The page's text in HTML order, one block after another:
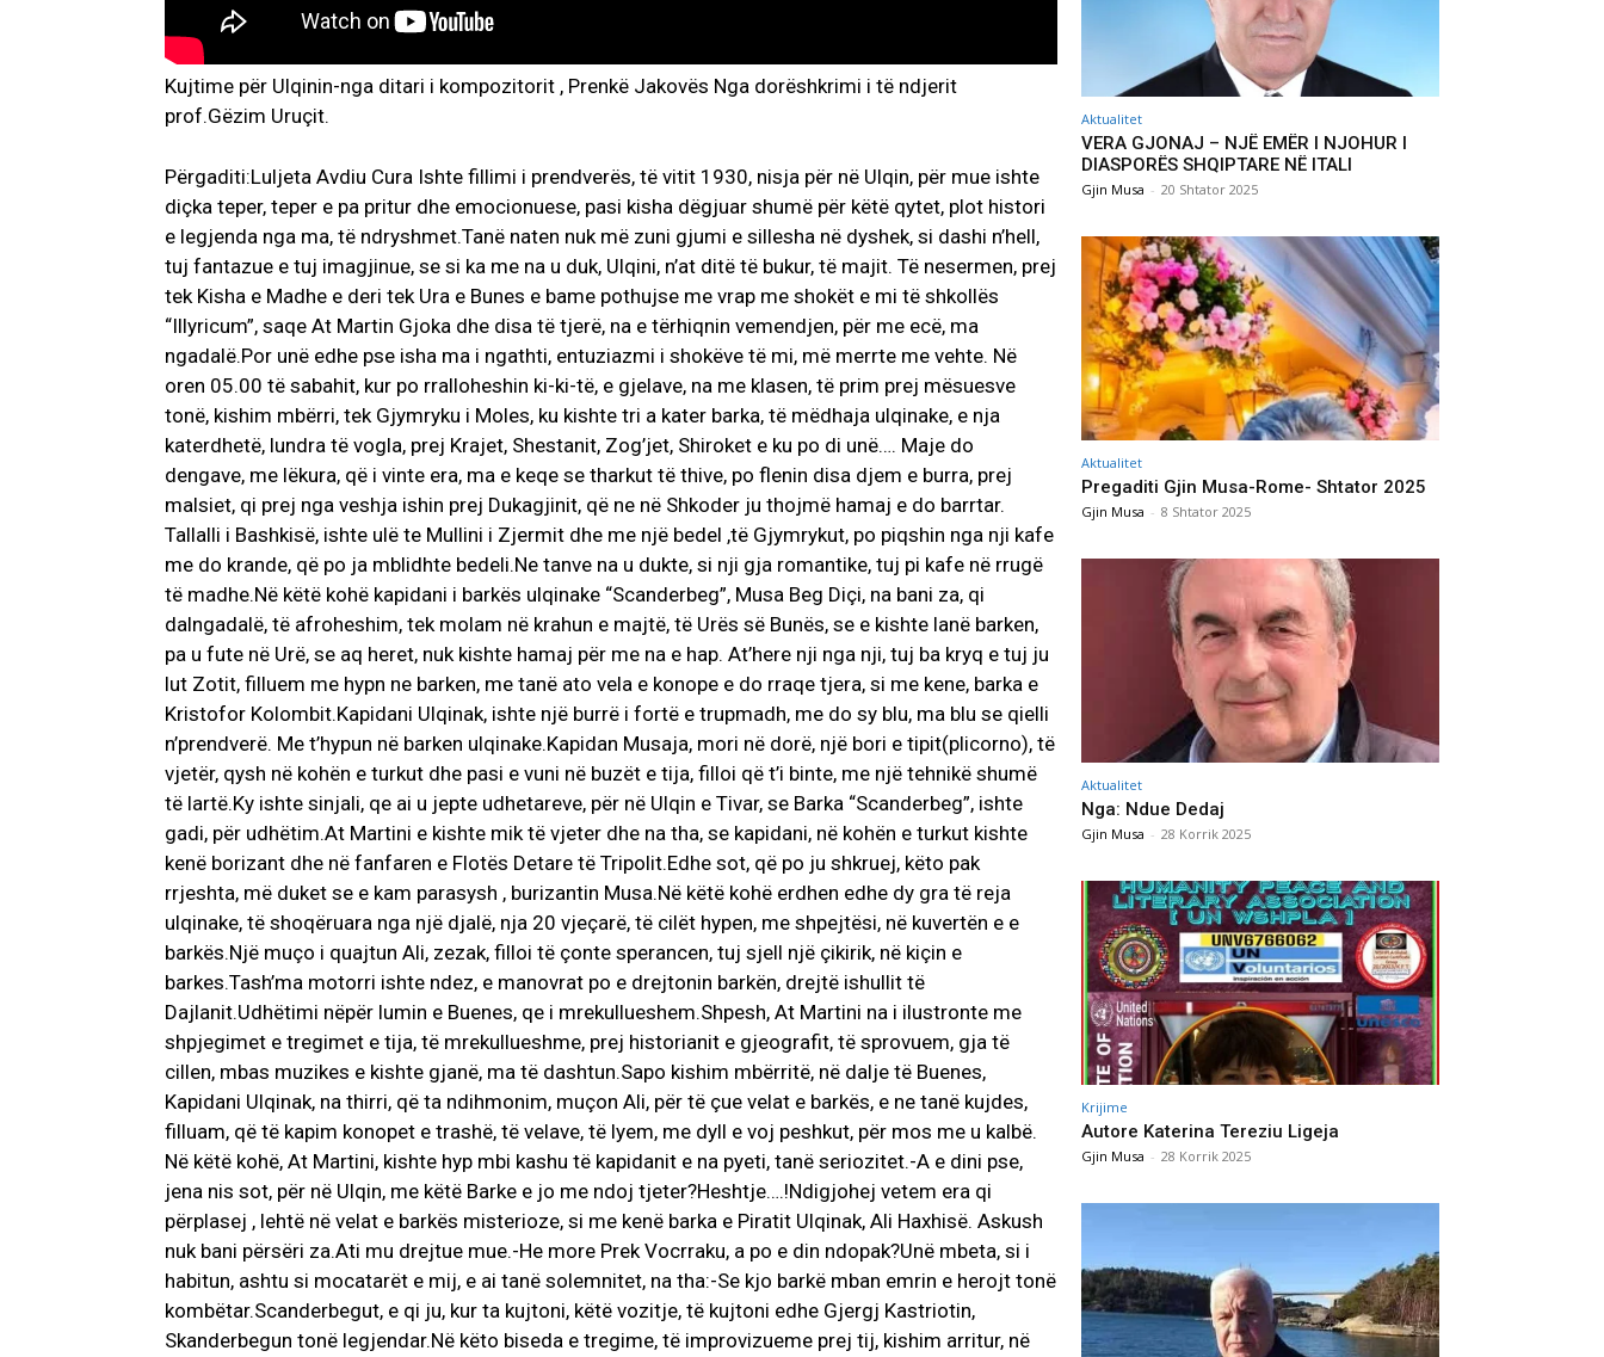
Kujtime për Ulqinin-nga ditari i kompozitorit , Prenkë Jakovës Nga dorëshkrimi i të ndjerit
prof.Gëzim Uruçit.
Përgaditi:Luljeta Avdiu Cura Ishte fillimi i prendverës, të vitit 1930, nisja për në Ulqin, për mue ishte
diçka teper, teper e pa pritur dhe emocionuese, pasi kisha dëgjuar shumë për këtë qytet, plot histori
e legjenda nga ma, të ndryshmet.Tanë naten nuk më zuni gjumi e sillesha në dyshek, si dashi n’hell,
tuj fantazue e tuj imagjinue, se si ka me na u duk, Ulqini, n’at ditë të bukur, të majit. Të nesermen, prej
tek Kisha e Madhe e deri tek Ura e Bunes e bame pothujse me vrap me shokët e mi të shkollës
“Illyricum”, saqe At Martin Gjoka dhe disa të tjerë, na e tërhiqnin vemendjen, për me ecë, ma
ngadalë.Por unë edhe pse isha ma i ngathti, entuziazmi i shokëve të mi, më merrte me vehte. Në
oren 05.00 të sabahit, kur po rralloheshin ki-ki-të, e gjelave, na me klasen, të prim prej mësuesve
tonë, kishim mbërri, tek Gjymryku i Moles, ku kishte tri a kater barka, të mëdhaja ulqinake, e nja
katerdhetë, lundra të vogla, prej Krajet, Shestanit, Zog’jet, Shiroket e ku po di unë…. Maje do
dengave, me lëkura, që i vinte era, ma e keqe se tharkut të thive, po flenin disa djem e burra, prej
malsiet, qi prej nga veshja ishin prej Dukagjinit, që ne në Shkoder ju thojmë hamaj e do barrtar.
Tallalli i Bashkisë, ishte ulë te Mullini i Zjermit dhe me një bedel ,të Gjymrykut, po piqshin nga nji kafe
me do krande, që po ja mblidhte bedeli.Ne tanve na u dukte, si nji gja romantike, tuj pi kafe në rrugë
të madhe.Në këtë kohë kapidani i barkës ulqinake “Scanderbeg”, Musa Beg Diçi, na bani za, qi
dalngadalë, të afroheshim, tek molam në krahun e majtë, të Urës së Bunës, se e kishte lanë barken,
pa u fute në Urë, se aq heret, nuk kishte hamaj për me na e hap. At’here nji nga nji, tuj ba kryq e tuj ju
lut Zotit, filluem me hypn ne barken, me tanë ato vela e konope e do rraqe tjera, si me kene, barka e
Kristofor Kolombit.Kapidani Ulqinak, ishte një burrë i fortë e trupmadh, me do sy blu, ma blu se qielli
n’prendverë. Me t’hypun në barken ulqinake.Kapidan Musaja, mori në dorë, një bori e tipit(plicorno), të
vjetër, qysh në kohën e turkut dhe pasi e vuni në buzët e tija, filloi që t’i binte, me një tehnikë shumë
të lartë.Ky ishte sinjali, qe ai u jepte udhetareve, për në Ulqin e Tivar, se Barka “Scanderbeg”, ishte
gadi, për udhëtim.At Martini e kishte mik të vjeter dhe na tha, se kapidani, në kohën e turkut kishte
kenë borizant dhe në fanfaren e Flotës Detare të Tripolit.Edhe sot, që po ju shkruej, këto pak
rrjeshta, më duket se e kam parasysh , burizantin Musa.Në këtë kohë erdhen edhe dy gra të reja
ulqinake, të shoqëruara nga një djalë, nja 20 vjeçarë, të cilët hypen, me shpejtësi, në kuvertën e e
barkës.Një muço i quajtun Ali, zezak, filloi të çonte sperancen, tuj sjell një çikirik, në kiçin e
barkes.Tash’ma motorri ishte ndez, e manovrat po e drejtonin barkën, drejtë ishullit të
Dajlanit.Udhëtimi nëpër lumin e Buenes, qe i mrekullueshem.Shpesh, At Martini na i ilustronte me
shpjegimet e tregimet e tija, të mrekullueshme, prej historianit e gjeografit, të sprovuem, gja të
cillen, mbas muzikes e kishte gjanë, ma të dashtun.Sapo kishim mbërritë, në dalje të Buenes,
Kapidani Ulqinak, na thirri, që ta ndihmonim, muçon Ali, për të çue velat e barkës, e ne tanë kujdes,
filluam, që të kapim konopet e trashë, të velave, të lyem, me dyll e voj peshkut, për mos me u kalbë.
Në këtë kohë, At Martini, kishte hyp mbi kashu të kapidanit e na pyeti, tanë seriozitet.-A e dini pse,
jena nis sot, për në Ulqin, me këtë Barke e jo me ndoj tjeter?Heshtje….!Ndigjohej vetem era qi
përplasej , lehtë në velat e barkës misterioze, si me kenë barka e Piratit Ulqinak, Ali Haxhisë. Askush
nuk bani përsëri za.Ati mu drejtue mue.-He more Prek Vocrraku, a po e din ndopak?Unë mbeta, si i
habitun, ashtu si mocatarët e mij, e ai tanë solemnitet, na tha:-Se kjo barkë mban emrin e herojt tonë
kombëtar.Scanderbegut, e qi ju, kur ta kujtoni, këtë vozitje, të kujtoni edhe Gjergj Kastriotin,
Skanderbegun tonë legjendar.Në këto biseda e tregime, të improvizueme prej tij, kishim arritur, në
Aktualitet
VERA GJONAJ – NJË EMËR I NJOHUR I
DIASPORËS SHQIPTARE NË ITALI
Gjin Musa - 20 Shtator 2025
Aktualitet
Pregaditi Gjin Musa-Rome- Shtator 2025
Gjin Musa - 8 Shtator 2025
Aktualitet
Nga: Ndue Dedaj
Gjin Musa - 28 Korrik 2025
Krijime
Autore Katerina Tereziu Ligeja
Gjin Musa - 28 Korrik 2025